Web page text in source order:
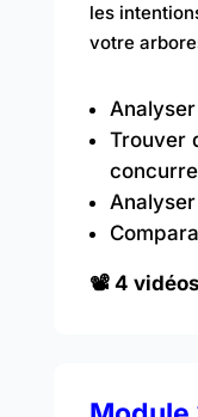
les
votre
Trouver
📽️ 4 vidéos